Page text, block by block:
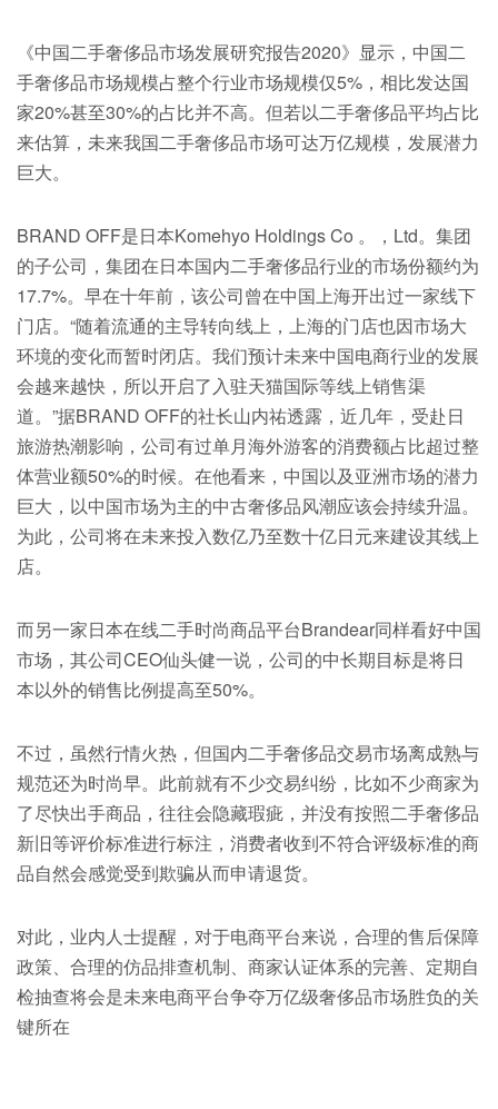
《中国二手奢侈品市场发展研究报告2020》显示，中国二
手奢侈品市场规模占整个行业市场规模仅5%，相比发达国
家20%甚至30%的占比并不高。但若以二手奢侈品平均占比
来估算，未来我国二手奢侈品市场可达万亿规模，发展潜力
巨大。
BRAND OFF是日本Komehyo Holdings Co 。，Ltd。集团
的子公司，集团在日本国内二手奢侈品行业的市场份额约为
17.7%。早在十年前，该公司曾在中国上海开出过一家线下
门店。“随着流通的主导转向线上，上海的门店也因市场大
环境的变化而暂时闭店。我们预计未来中国电商行业的发展
会越来越快，所以开启了入驻天猫国际等线上销售渠
道。”据BRAND OFF的社长山内祐透露，近几年，受赴日
旅游热潮影响，公司有过单月海外游客的消费额占比超过整
体营业额50%的时候。在他看来，中国以及亚洲市场的潜力
巨大，以中国市场为主的中古奢侈品风潮应该会持续升温。
为此，公司将在未来投入数亿乃至数十亿日元来建设其线上
店。
而另一家日本在线二手时尚商品平台Brandear同样看好中国
市场，其公司CEO仙头健一说，公司的中长期目标是将日
本以外的销售比例提高至50%。
不过，虽然行情火热，但国内二手奢侈品交易市场离成熟与
规范还为时尚早。此前就有不少交易纠纷，比如不少商家为
了尽快出手商品，往往会隐藏瑕疵，并没有按照二手奢侈品
新旧等评价标准进行标注，消费者收到不符合评级标准的商
品自然会感觉受到欺骗从而申请退货。
对此，业内人士提醒，对于电商平台来说，合理的售后保障
政策、合理的仿品排查机制、商家认证体系的完善、定期自
检抽查将会是未来电商平台争夺万亿级奢侈品市场胜负的关
键所在